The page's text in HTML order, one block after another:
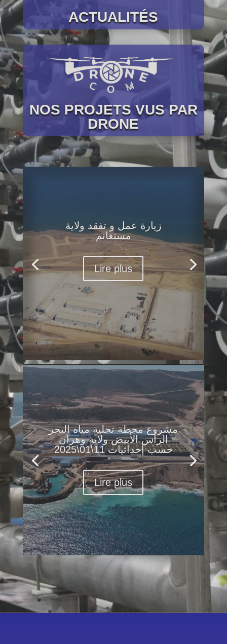
ACTUALITÉS
NOS PROJETS VUS PAR
DRONE
زيارة عمل و تفقد ولاية
مستغانم
Lire plus
مشروع محطة تحلية مياه البحر
الرأس الأبيض ولاية وهران
حسب إحداثيات 11\01\2025
Lire plus